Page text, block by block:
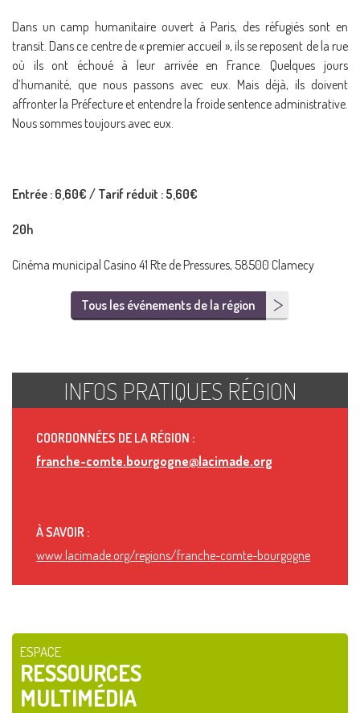
Dans un camp humanitaire ouvert à Paris, des réfugiés sont en
transit. Dans ce centre de « premier accueil », ils se reposent de la rue
où ils ont échoué à leur arrivée en France. Quelques jours
d’humanité, que nous passons avec eux. Mais déjà, ils doivent
affronter la Préfecture et entendre la froide sentence administrative.
Nous sommes toujours avec eux.
Entrée : 6,60€ / Tarif réduit : 5,60€
20h
Cinéma municipal Casino 41 Rte de Pressures, 58500 Clamecy
Tous les événements de la région
INFOS PRATIQUES RÉGION
COORDONNÉES DE LA RÉGION :
franche-comte.bourgogne@lacimade.org
À SAVOIR :
www.lacimade.org/regions/franche-comte-bourgogne
ESPACE
RESSOURCES
MULTIMÉDIA